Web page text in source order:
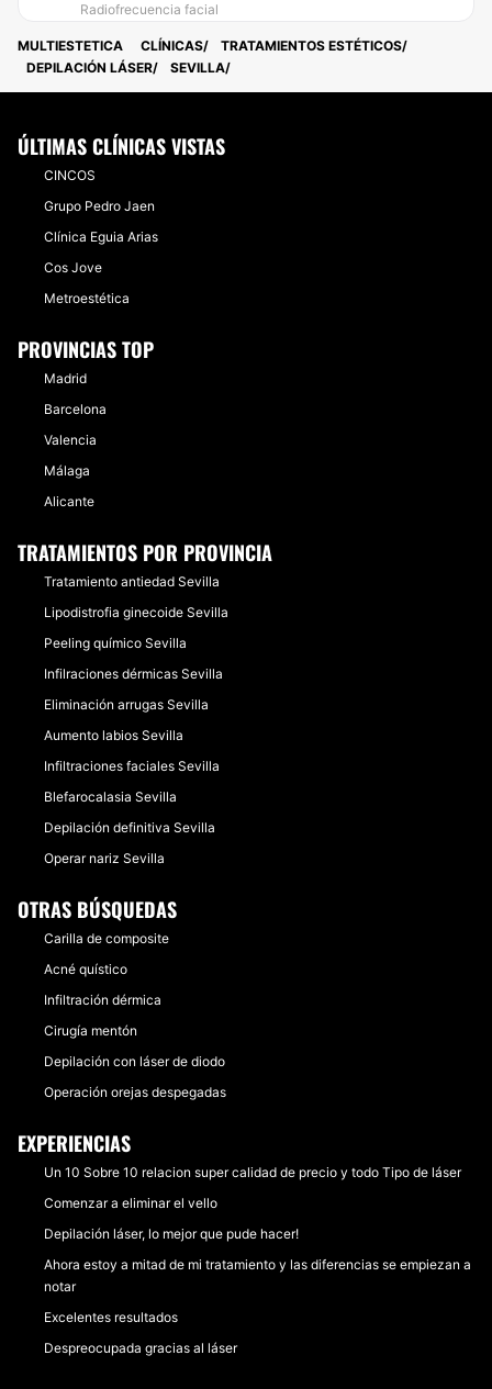
Radiofrecuencia facial
MULTIESTETICA CLÍNICAS
TRATAMIENTOS ESTÉTICOS
DEPILACIÓN LÁSER
SEVILLA
ÚLTIMAS CLÍNICAS VISTAS
CINCOS
Grupo Pedro Jaen
Clínica Eguia Arias
Cos Jove
Metroestética
PROVINCIAS TOP
Madrid
Barcelona
Valencia
Málaga
Alicante
TRATAMIENTOS POR PROVINCIA
Tratamiento antiedad Sevilla
Lipodistrofia ginecoide Sevilla
Peeling químico Sevilla
Infilraciones dérmicas Sevilla
Eliminación arrugas Sevilla
Aumento labios Sevilla
Infiltraciones faciales Sevilla
Blefarocalasia Sevilla
Depilación definitiva Sevilla
Operar nariz Sevilla
OTRAS BÚSQUEDAS
Carilla de composite
Acné quístico
Infiltración dérmica
Cirugía mentón
Depilación con láser de diodo
Operación orejas despegadas
EXPERIENCIAS
Un 10 Sobre 10 relacion super calidad de precio y todo Tipo de láser
Comenzar a eliminar el vello
Depilación láser, lo mejor que pude hacer!
Ahora estoy a mitad de mi tratamiento y las diferencias se empiezan a
notar
Excelentes resultados
Despreocupada gracias al láser